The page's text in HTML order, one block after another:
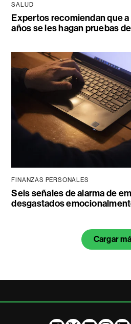
SALUD
Expertos recomiendan que
años se les hagan pruebas
FINANZAS PERSONALES
Seis señales de alarma de
desgastados
Cargar